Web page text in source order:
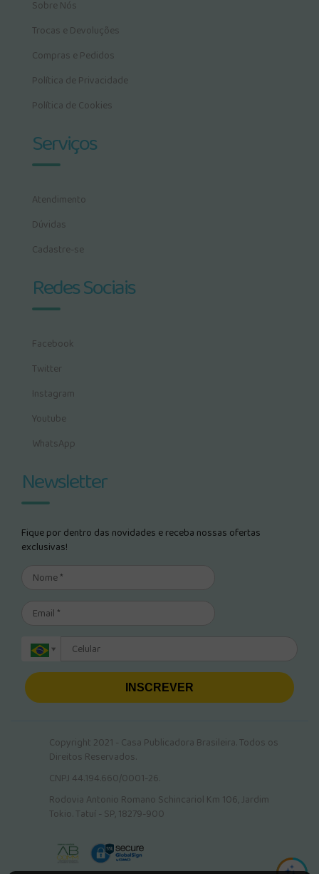
Sobre Nós
Trocas e Devoluções
Compras e Pedidos
Política de Privacidade
Política de Cookies
Serviços
Atendimento
Dúvidas
Cadastre-se
Redes Sociais
Facebook
Twitter
Instagram
Youtube
WhatsApp
Newsletter
Fique por dentro das novidades e receba nossas ofertas
exclusivas!
INSCREVER
Copyright 2021 - Casa Publicadora Brasileira. Todos os
Direitos Reservados.
CNPJ 44.194.660/0001-26.
Rodovia Antonio Romano Schincariol Km 106, Jardim
Tokio. Tatuí - SP, 18279-900